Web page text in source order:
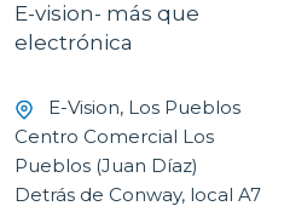
E-vision- más que
electrónica
E-Vision, Los Pueblos
Centro Comercial Los
Pueblos (Juan Díaz)
Detrás de Conway, local A7